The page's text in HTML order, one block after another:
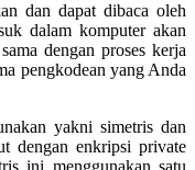
dan dapat dibaca oleh
dalam komputer akan
dengan proses kerja
pengkodean yang Anda
yakni simetris dan
dengan enkripsi private